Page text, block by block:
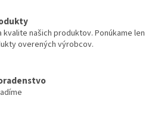
kvalite našich produktov. Ponúkame len
overených výrobcov.